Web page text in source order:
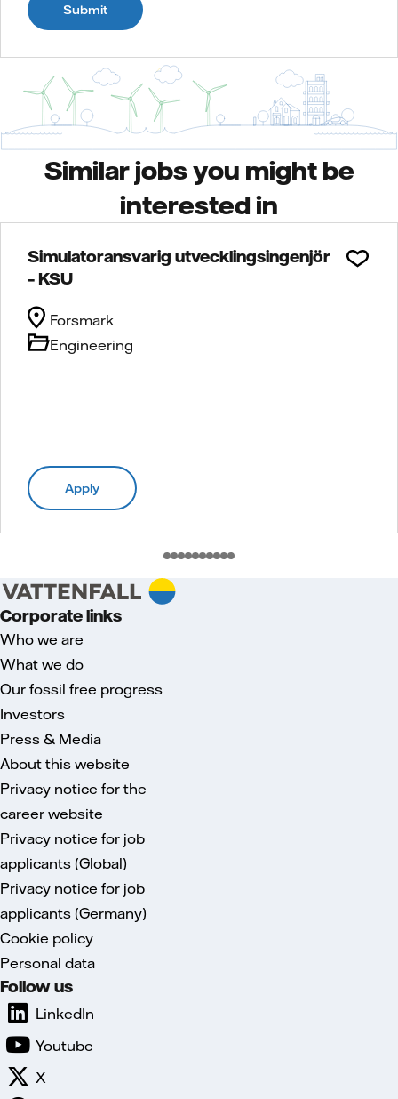
Submit
Similar jobs you might be
interested in
Simulatoransvarig utvecklingsingenjör
– KSU
Engineering
Forsmark
Apply
Corporate links
Who we are
What we do
Our fossil free progress
Investors
Press & Media
About this website
Privacy notice for the
career website
Privacy notice for job
applicants (Global)
Privacy notice for job
applicants (Germany)
Cookie policy
Personal data
Follow us
LinkedIn
Youtube
X